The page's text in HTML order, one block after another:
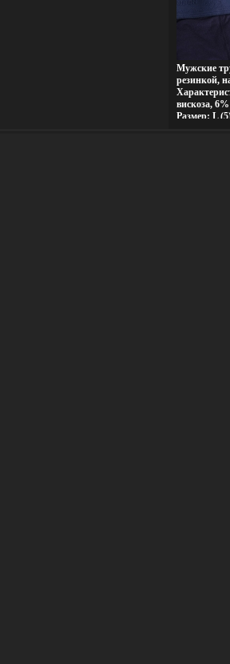
Мужские
резинкой,
вискоза,
Размер: L